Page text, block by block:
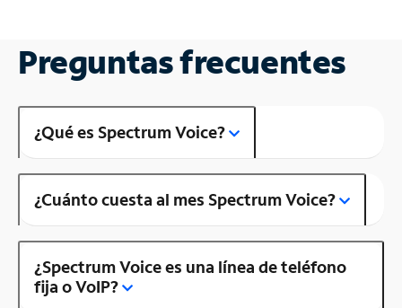
Preguntas frecuentes
¿Qué es Spectrum Voice?
¿Cuánto cuesta al mes Spectrum Voice?
¿Spectrum Voice es una línea de teléfono
fija o VoIP?